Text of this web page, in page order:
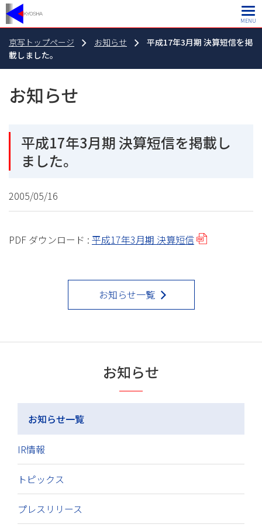
京写トップページ お知らせ
平成17年3月期 決算短信を掲
載しました。
お知らせ
平成17年3月期 決算短信を掲載し
ました。
2005/05/16
PDF ダウンロード : 平成17年3月期 決算短信
お知らせ一覧
お知らせ
お知らせ一覧
IR情報
トピックス
プレスリリース
MENU